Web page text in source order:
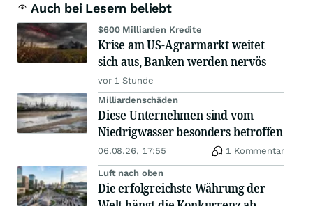
Auch bei Lesern beliebt
$600 Milliarden Kredite
Krise am US-Agrarmarkt weitet
sich aus, Banken werden nervös
vor 1 Stunde
Milliardenschäden
Diese Unternehmen sind vom
Niedrigwasser besonders betroffen
06.08.26, 17:55 1 Kommentar
Luft nach oben
Die erfolgreichste Währung der